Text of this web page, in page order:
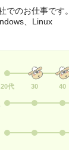
でのお仕事です。
、Linux
20代 30 40